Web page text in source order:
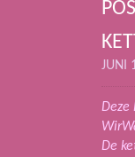
JUNI
Deze
De